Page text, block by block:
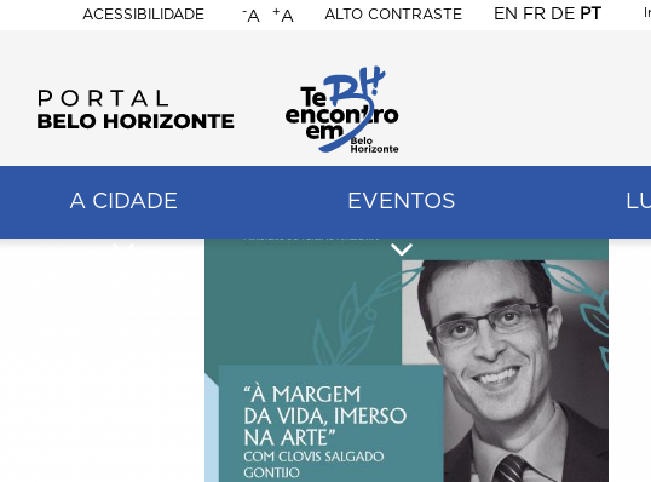
ACESSIBILIDADE
BELO
HORIZONTE
-A +A ALTO CONTRASTE EN FR DE PT
A CIDADE EVENTOS